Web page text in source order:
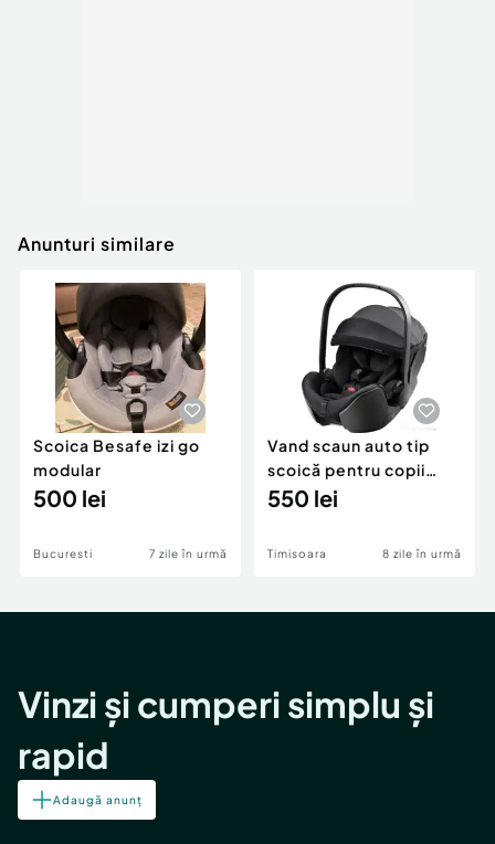
Anunturi similare
Scoica Besafe izi go
modular
500 lei
Bucuresti 7 zile în urmă
Vand scaun auto tip
scoică pentru copii
Britax Römer
550 lei
Timisoara 8 zile în urmă
Vinzi și cumperi simplu și
rapid
Adaugă anunț